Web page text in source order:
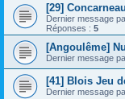
[29]
Dernier message
Réponses : 5
[Angoulême]
Dernier message
[41] Blois Jeu
Dernier message